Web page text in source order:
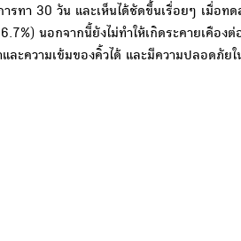
ทา 30 วัน และเห็นได้ชัดขึ้นเรื่อยๆ เมื่อทด
นอกจากนี้ยังไม่ทำให้เกิดระคายเคืองต่
ะความเข้มของคิ้วได้ และมีความปลอดภัยใ